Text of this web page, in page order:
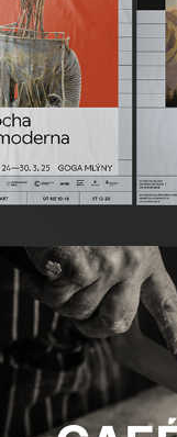
Café&Bistro
2023